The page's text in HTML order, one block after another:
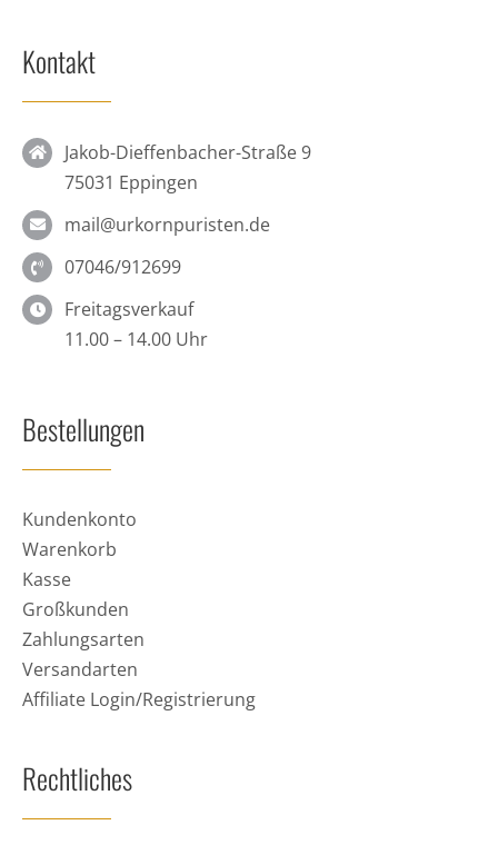
Kontakt
Jakob-Dieffenbacher-Straße 9
75031 Eppingen
mail@urkornpuristen.de
07046/912699
Freitagsverkauf
11.00 – 14.00 Uhr
Bestellungen
Kundenkonto
Warenkorb
Kasse
Großkunden
Zahlungsarten
Versandarten
Affiliate Login/Registrierung
Rechtliches